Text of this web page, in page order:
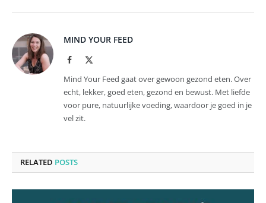
MIND YOUR FEED
Facebook
Mind Your Feed gaat over gewoon gezond eten. Over
echt, lekker, goed eten, gezond en bewust. Met liefde
voor pure, natuurlijke voeding, waardoor je goed in je
vel zit.
RELATED POSTS